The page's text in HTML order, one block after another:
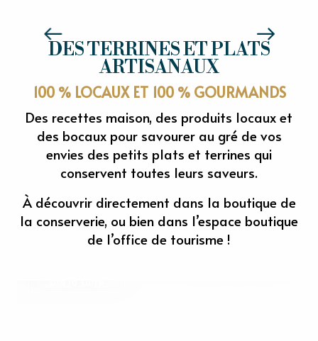
DES TERRINES ET PLATS
ARTISANAUX
100 % LOCAUX ET 100 % GOURMANDS
Des recettes maison, des produits locaux et
des bocaux pour savourer au gré de vos
envies des petits plats et terrines qui
conservent toutes leurs saveurs.
À découvrir directement dans la boutique de
la conserverie, ou bien dans l’espace boutique
de l’office de tourisme !
LES BOCAUX DE L'EPTE - CONSERVERIE
ARTISANALE